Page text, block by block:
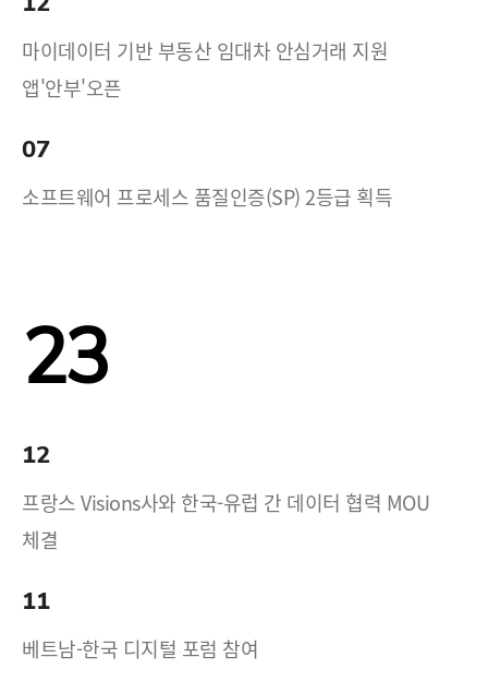
마이데이터 기반 부동산 임대차 안심거래 지원
앱'안부'오픈
07
소프트웨어 프로세스 품질인증(SP) 2등급 획득
23
12
프랑스 Visions사와 한국-유럽 간 데이터 협력 MOU
체결
11
베트남-한국 디지털 포럼 참여